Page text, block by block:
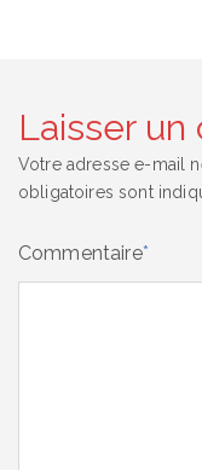
Laisser
Votre adresse e-mail
obligatoires sont
Commentaire*